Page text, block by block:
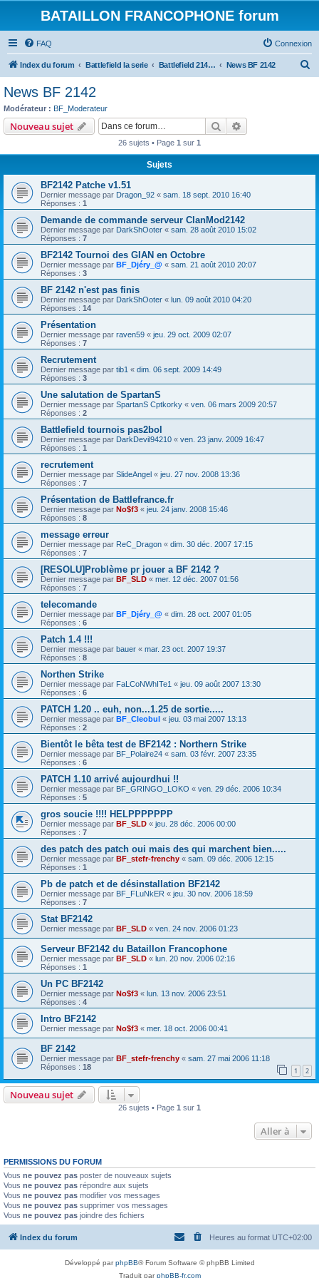
BATAILLON FRANCOPHONE forum
FAQ Connexion
Index du forum Battlefield la serie Battlefield 2142: addon et mod News BF 2142
News BF 2142
Modérateur : BF_Moderateur
Nouveau sujet Rechercher
26 sujets • Page 1 sur 1
Sujets
BF2142 Patche v1.51
Dernier message par Dragon_92 « sam. 18 sept. 2010 16:40
Réponses : 1
Demande de commande serveur ClanMod2142
Dernier message par DarkShOoter « sam. 28 août 2010 15:02
Réponses : 7
BF2142 Tournoi des GIAN en Octobre
Dernier message par BF_Djéry_@ « sam. 21 août 2010 20:07
Réponses : 3
BF 2142 n'est pas finis
Dernier message par DarkShOoter « lun. 09 août 2010 04:20
Réponses : 14
Présentation
Dernier message par raven59 « jeu. 29 oct. 2009 02:07
Réponses : 7
Recrutement
Dernier message par tib1 « dim. 06 sept. 2009 14:49
Réponses : 3
Une salutation de SpartanS
Dernier message par SpartanS Cptkorky « ven. 06 mars 2009 20:57
Réponses : 2
Battlefield tournois pas2bol
Dernier message par DarkDevil94210 « ven. 23 janv. 2009 16:47
Réponses : 1
recrutement
Dernier message par SlideAngel « jeu. 27 nov. 2008 13:36
Réponses : 7
Présentation de Battlefrance.fr
Dernier message par No$f3 « jeu. 24 janv. 2008 15:46
Réponses : 8
message erreur
Dernier message par ReC_Dragon « dim. 30 déc. 2007 17:15
Réponses : 7
[RESOLU]Problème pr jouer a BF 2142 ?
Dernier message par BF_SLD « mer. 12 déc. 2007 01:56
Réponses : 7
telecomande
Dernier message par BF_Djéry_@ « dim. 28 oct. 2007 01:05
Réponses : 6
Patch 1.4 !!!
Dernier message par bauer « mar. 23 oct. 2007 19:37
Réponses : 8
Northen Strike
Dernier message par FaLCoNWhITe1 « jeu. 09 août 2007 13:30
Réponses : 6
PATCH 1.20 .. euh, non...1.25 de sortie.....
Dernier message par BF_Cleobul « jeu. 03 mai 2007 13:13
Réponses : 2
Bientôt le bêta test de BF2142 : Northern Strike
Dernier message par BF_Polaire24 « sam. 03 févr. 2007 23:35
Réponses : 6
PATCH 1.10 arrivé aujourdhui !!
Dernier message par BF_GRINGO_LOKO « ven. 29 déc. 2006 10:34
Réponses : 5
gros soucie !!!! HELPPPPPPP
Dernier message par BF_SLD « jeu. 28 déc. 2006 00:00
Réponses : 7
des patch des patch oui mais des qui marchent bien.....
Dernier message par BF_stefr-frenchy « sam. 09 déc. 2006 12:15
Réponses : 1
Pb de patch et de désinstallation BF2142
Dernier message par BF_FLuNkER « jeu. 30 nov. 2006 18:59
Réponses : 7
Stat BF2142
Dernier message par BF_SLD « ven. 24 nov. 2006 01:23
Serveur BF2142 du Bataillon Francophone
Dernier message par BF_SLD « lun. 20 nov. 2006 02:16
Réponses : 1
Un PC BF2142
Dernier message par No$f3 « lun. 13 nov. 2006 23:51
Réponses : 4
Intro BF2142
Dernier message par No$f3 « mer. 18 oct. 2006 00:41
BF 2142
Dernier message par BF_stefr-frenchy « sam. 27 mai 2006 11:18
Réponses : 18 1 2
Nouveau sujet
26 sujets • Page 1 sur 1
Aller à
PERMISSIONS DU FORUM
Vous ne pouvez pas poster de nouveaux sujets
Vous ne pouvez pas répondre aux sujets
Vous ne pouvez pas modifier vos messages
Vous ne pouvez pas supprimer vos messages
Vous ne pouvez pas joindre des fichiers
Index du forum Heures au format UTC+02:00
Développé parphpBB® Forum Software © phpBB Limited
Traduit parphpBB-fr.com